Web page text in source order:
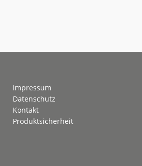
Impressum
Datenschutz
Kontakt
Produktsicherheit